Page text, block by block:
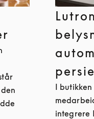
I
integrere